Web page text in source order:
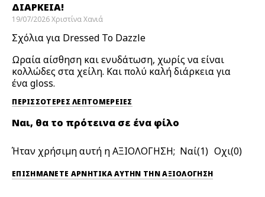
ΔΙΆΡΚΕΙΑ!
19/07/2026ΧριστίναΧανιά
Σχόλια για Dressed To Dazzle
Ωραία αίσθηση και ενυδάτωση, χωρίς να είναι
κολλώδες στα χείλη. Και πολύ καλή διάρκεια για
ένα gloss.
ΠΕΡΙΣΣΌΤΕΡΕΣ ΛΕΠΤΟΜΈΡΕΙΕΣ
Ναι, θα το πρότεινα σε ένα φίλο
Ήταν χρήσιμη αυτή η ΑΞΙΟΛΟΓΗΣΗ; 1 0
ΕΠΙΣΗΜΆΝΕΤΕ ΑΡΝΗΤΙΚΆ ΑΥΤΉΝ ΤΗΝ ΑΞΙΟΛΟΓΗΣΗ